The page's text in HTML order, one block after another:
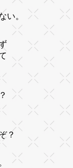
い。
？